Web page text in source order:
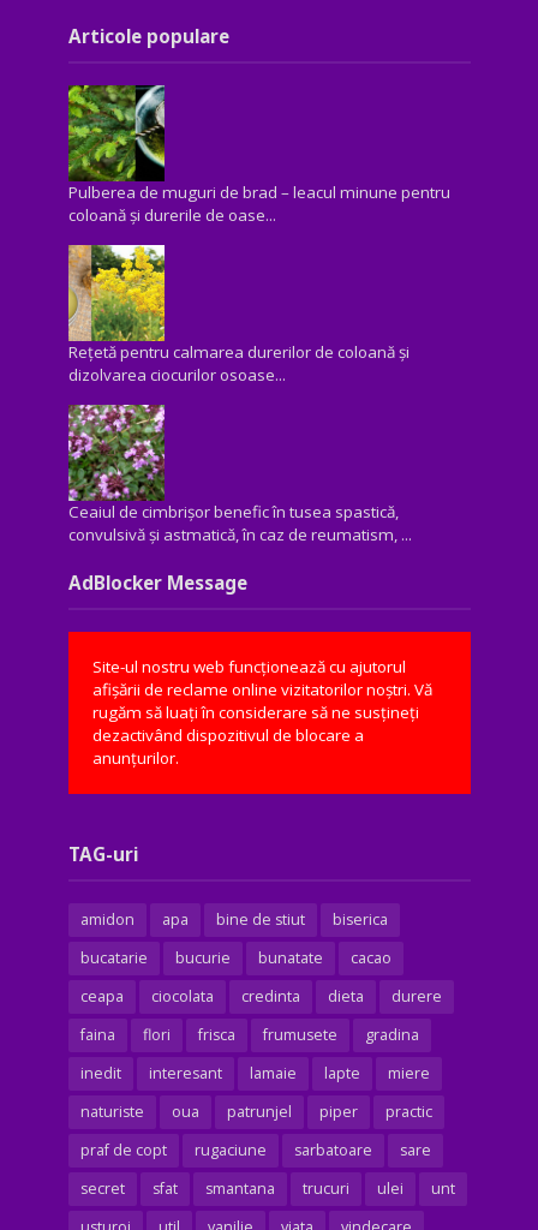
Articole populare
Pulberea de muguri de brad – leacul minune pentru
coloană și durerile de oase...
Rețetă pentru calmarea durerilor de coloană și
dizolvarea ciocurilor osoase...
Ceaiul de cimbrișor benefic în tusea spastică,
convulsivă şi astmatică, în caz de reumatism, ...
AdBlocker Message
Site-ul nostru web funcționează cu ajutorul
afișării de reclame online vizitatorilor noștri. Vă
rugăm să luați în considerare să ne susțineți
dezactivând dispozitivul de blocare a
anunțurilor.
TAG-uri
amidon apa bine de stiut
biserica
bucatarie
bucurie bunatate
cacao
ceapa
ciocolata credinta dieta
durere
faina
flori frisca frumusete
gradina
inedit
interesant lamaie lapte
miere
naturiste
oua patrunjel piper
practic
praf de copt
rugaciune sarbatoare
sare
secret
sfat smantana trucuri ulei
unt